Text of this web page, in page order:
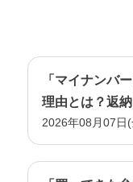
「マイナンバ
理由とは？返
2026年08月07日